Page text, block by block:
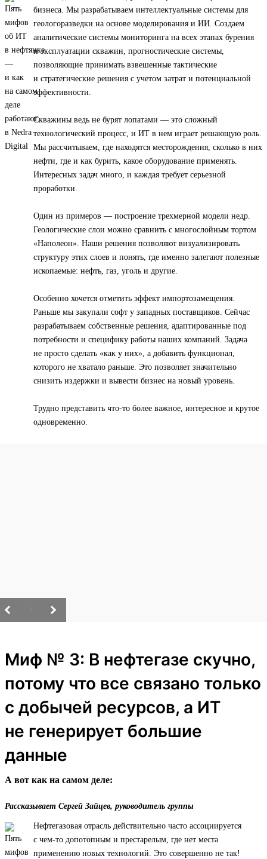
бизнеса. Мы разрабатываем интеллектуальные системы для
геологоразведки на основе моделирования и ИИ. Создаем
аналитические системы мониторинга на всех этапах бурения
и эксплуатации скважин, прогностические системы,
позволяющие принимать взвешенные тактические
и стратегические решения с учетом затрат и потенциальной
эффективности.
Скважины ведь не бурят лопатами — это сложный
технологический процесс, и ИТ в нем играет решающую роль.
Мы рассчитываем, где находятся месторождения, сколько в них
нефти, где и как бурить, какое оборудование применять.
Интересных задач много, и каждая требует серьезной
проработки.
Один из примеров — построение трехмерной модели недр.
Геологические слои можно сравнить с многослойным тортом
«Наполеон». Наши решения позволяют визуализировать
структуру этих слоев и понять, где именно залегают полезные
ископаемые: нефть, газ, уголь и другие.
Особенно хочется отметить эффект импортозамещения.
Раньше мы закупали софт у западных поставщиков. Сейчас
разрабатываем собственные решения, адаптированные под
потребности и специфику работы наших компаний. Задача
не просто сделать «как у них», а добавить функционал,
которого не хватало раньше. Это позволяет значительно
снизить издержки и вывести бизнес на новый уровень.
Трудно представить что-то более важное, интересное и крутое
одновременно.
Миф № 3: В нефтегазе скучно,
потому что все связано только
с добычей ресурсов, а ИТ
не генерирует большие
данные
А вот как на самом деле:
Рассказывает Сергей Зайцев, руководитель группы
Нефтегазовая отрасль действительно часто ассоциируется
с чем-то допотопным и престарелым, где нет места
применению новых технологий. Это совершенно не так!